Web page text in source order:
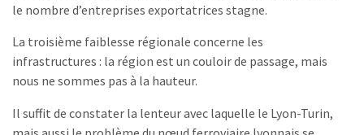
le nombre d’entreprises exportatrices stagne.
La troisième faiblesse régionale concerne les
infrastructures : la région est un couloir de passage, mais
nous ne sommes pas à la hauteur.
Il suffit de constater la lenteur avec laquelle le Lyon-Turin,